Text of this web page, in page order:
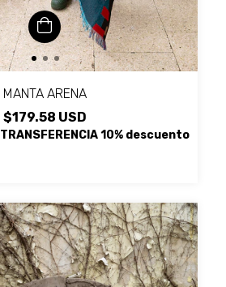
MANTA ARENA
$179.58 USD
TRANSFERENCIA 10% descuento